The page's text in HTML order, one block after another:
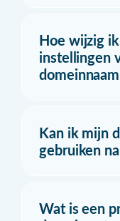
Hoe wijzig
instellingen
Kan ik mijn
gebruiken
Wat is een